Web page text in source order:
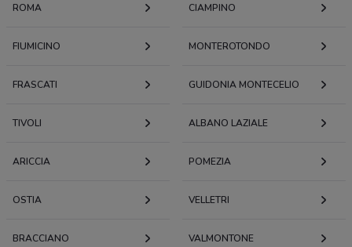
ROMA CIAMPINO
FIUMICINO MONTEROTONDO
FRASCATI GUIDONIA MONTECELIO
TIVOLI ALBANO LAZIALE
ARICCIA POMEZIA
OSTIA VELLETRI
BRACCIANO VALMONTONE